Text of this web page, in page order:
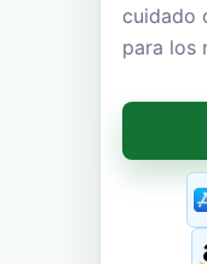
cuidado
para los